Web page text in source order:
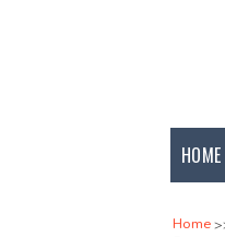
HOME
Home